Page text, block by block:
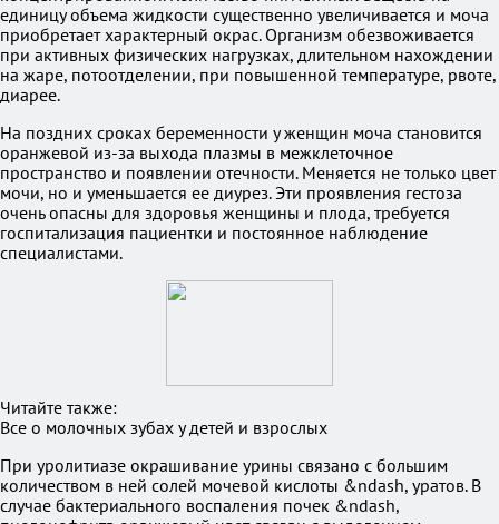
единицу объема жидкости существенно увеличивается и моча
приобретает характерный окрас. Организм обезвоживается
при активных физических нагрузках, длительном нахождении
на жаре, потоотделении, при повышенной температуре, рвоте,
диарее.
На поздних сроках беременности у женщин моча становится
оранжевой из-за выхода плазмы в межклеточное
пространство и появлении отечности. Меняется не только цвет
мочи, но и уменьшается ее диурез. Эти проявления гестоза
очень опасны для здоровья женщины и плода, требуется
госпитализация пациентки и постоянное наблюдение
специалистами.
Читайте также:
Все о молочных зубах у детей и взрослых
При уролитиазе окрашивание урины связано с большим
количеством в ней солей мочевой кислоты &ndash, уратов. В
случае бактериального воспаления почек &ndash,